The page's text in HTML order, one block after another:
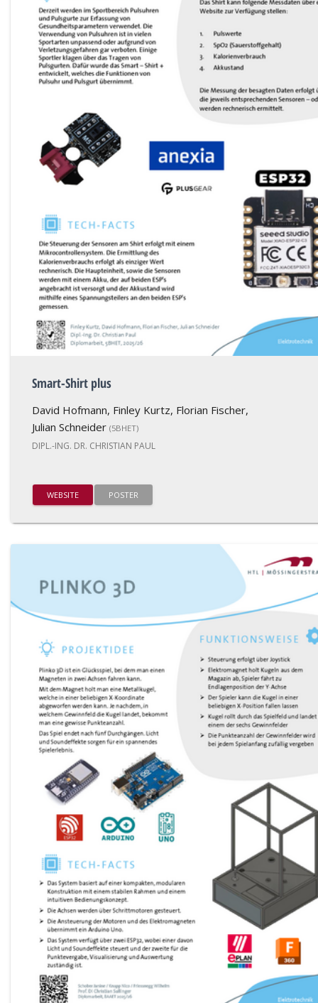
Smart-Shirt plus
David Hofmann, Finley Kurtz, Florian Fischer,
Julian Schneider (5BHET)
DIPL.-ING. DR. CHRISTIAN PAUL
WEBSITE POSTER